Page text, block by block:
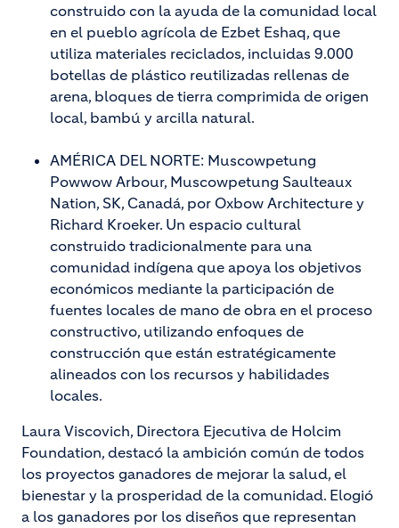
construido con la ayuda de la comunidad local
en el pueblo agrícola de Ezbet Eshaq, que
utiliza materiales reciclados, incluidas 9.000
botellas de plástico reutilizadas rellenas de
arena, bloques de tierra comprimida de origen
local, bambú y arcilla natural.
AMÉRICA DEL NORTE: Muscowpetung
Powwow Arbour, Muscowpetung Saulteaux
Nation, SK, Canadá, por Oxbow Architecture y
Richard Kroeker. Un espacio cultural
construido tradicionalmente para una
comunidad indígena que apoya los objetivos
económicos mediante la participación de
fuentes locales de mano de obra en el proceso
constructivo, utilizando enfoques de
construcción que están estratégicamente
alineados con los recursos y habilidades
locales.
Laura Viscovich, Directora Ejecutiva de Holcim
Foundation, destacó la ambición común de todos
los proyectos ganadores de mejorar la salud, el
bienestar y la prosperidad de la comunidad. Elogió
a los ganadores por los diseños que representan